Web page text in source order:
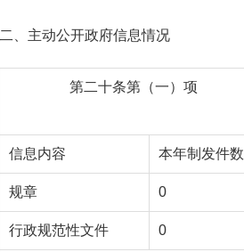
二、主动公开政府信息情况
第二十条第（一）项
信息内容 本年制发件数
规章 0
行政规范性文件 0